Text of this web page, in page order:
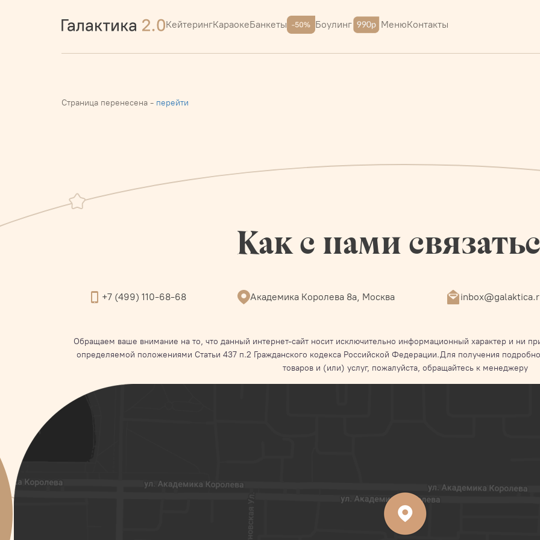
КейтерингКараокеБанкеты Боулинг МенюКонтакты
Страница перенесена - перейти
Как с нами
+7 (499) 110-68-68 Академика Королева 8а, Москва
Обращаем ваше внимание на то, что данный интернет-сайт носит исключительно информационный характер и ни
определяемой положениями Статьи 437 п.2 Гражданского кодекса Российской Федерации.Для получения
товаров и (или) услуг, пожалуйста, обращайтесь к менеджеру